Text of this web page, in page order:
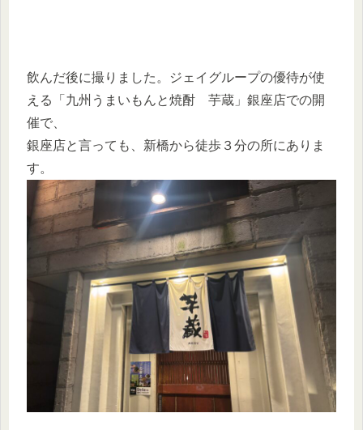
飲んだ後に撮りました。ジェイグループの優待が使
える「九州うまいもんと焼酎 芋蔵」銀座店での開
催で、
銀座店と言っても、新橋から徒歩３分の所にありま
す。